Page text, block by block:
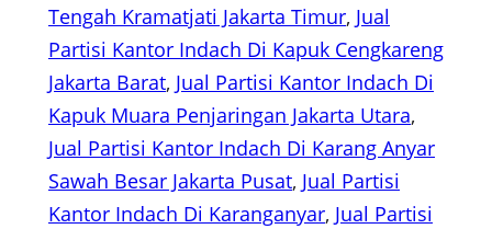
Tengah Kramatjati Jakarta Timur, Jual
Partisi Kantor Indach Di Kapuk Cengkareng
Jakarta Barat, Jual Partisi Kantor Indach Di
Kapuk Muara Penjaringan Jakarta Utara
Jual Partisi Kantor Indach Di Karang Anyar
Sawah Besar Jakarta Pusat, Jual Partisi
Kantor Indach Di Karanganyar, Jual Partisi